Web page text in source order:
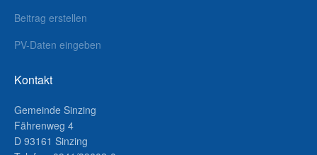
Beitrag erstellen
PV-Daten eingeben
Kontakt
Gemeinde Sinzing
Fährenweg 4
D 93161 Sinzing